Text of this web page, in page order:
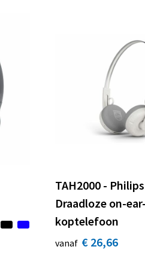
TAH2000 -
Draadloze on-ear-
koptelefoon
vanaf € 26,66